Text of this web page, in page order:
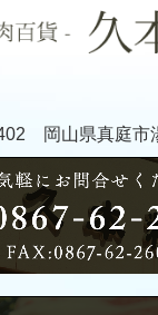
岡山県真庭市